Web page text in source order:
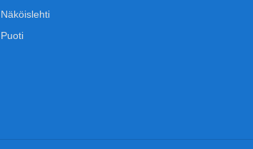
Näköislehti
Puoti